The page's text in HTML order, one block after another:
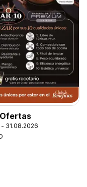
31.08.2026